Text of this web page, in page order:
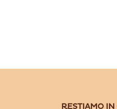
RESTIAMO IN